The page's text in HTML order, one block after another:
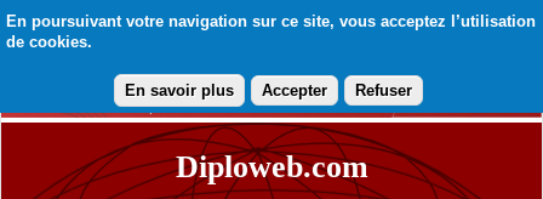
En poursuivant votre navigation sur ce site, vous acceptez l’utilisation
de cookies.
En savoir plus Accepter Refuser
Diploweb.com